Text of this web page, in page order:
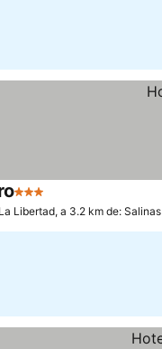
3 Estrellas
La Libertad, a 3.2 km de: Salinas